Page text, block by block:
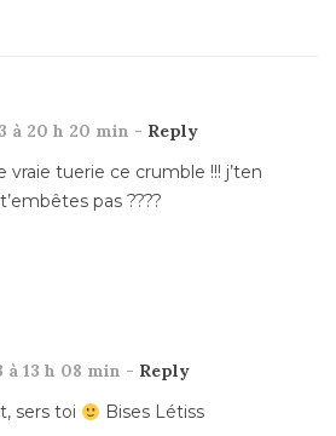
à 20 h 20 min - Reply
vraie tuerie ce crumble !!! j’ten
pas ????
13 h 08 min - Reply
sers toi
Bises Létiss